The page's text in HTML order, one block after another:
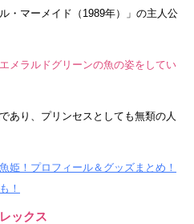
・マーメイド（1989年）」の主人公
メラルドグリーンの魚の姿をしてい
あり、プリンセスとしても無類の人
姫！プロフィール＆グッズまとめ！
！
ックス